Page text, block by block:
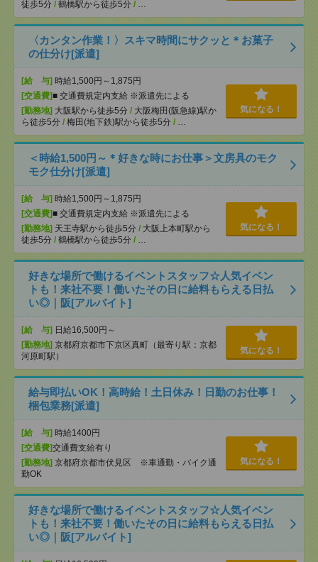
徒歩5分 / 鶴橋駅から徒歩5分 / …
〈カンタン作業！〉スキマ時間にサクッと＊お菓子
の仕分け[派遣]
[給 与] 時給1,500円～1,875円
[交通費]■ 交通費規定内支給 ※派遣先による
[勤務地] 大阪駅から徒歩5分 / 大阪梅田(阪急線)駅か
ら徒歩5分 / 梅田(地下鉄)駅から徒歩5分 / …
気になる！
＜時給1,500円～＊好きな時にお仕事＞文房具のモク
モク仕分け[派遣]
[給 与] 時給1,500円～1,875円
[交通費]■ 交通費規定内支給 ※派遣先による
[勤務地] 天王寺駅から徒歩5分 / 大阪上本町駅から
徒歩5分 / 鶴橋駅から徒歩5分 / …
気になる！
好きな場所で働けるイベントスタッフ☆人気イベン
トも！来社不要！働いたその日に給料もらえる日払
い◎｜阪[アルバイト]
[給 与] 日給16,500円～
[勤務地] 京都府京都市下京区真町（最寄り駅：京都
河原町駅）
気になる！
給与即払いOK！高時給！土日休み！日勤のお仕事！
梱包業務[派遣]
[給 与] 時給1400円
[交通費]交通費支給有り
[勤務地] 京都府京都市伏見区 ※車通勤・バイク通
勤OK
気になる！
好きな場所で働けるイベントスタッフ☆人気イベン
トも！来社不要！働いたその日に給料もらえる日払
い◎｜阪[アルバイト]